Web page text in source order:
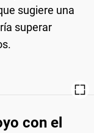
sugiere una
superar
con el